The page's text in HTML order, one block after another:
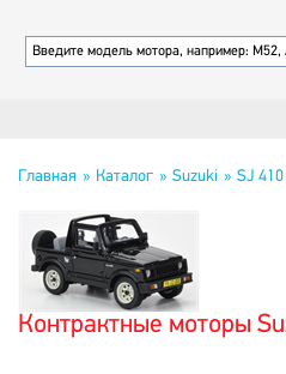
Главная Каталог Suzuki SJ
Контрактные моторы